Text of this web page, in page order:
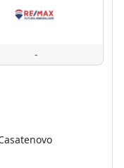
agenzia,
sia per chi
-